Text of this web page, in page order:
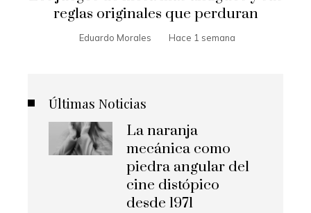
reglas originales que perduran
Eduardo Morales Hace 1 semana
Últimas Noticias
La naranja
mecánica como
piedra angular del
cine distópico
desde 1971